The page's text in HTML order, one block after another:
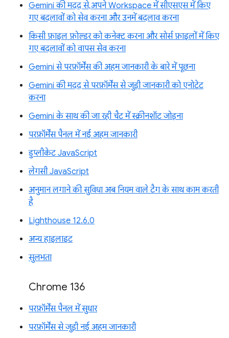
Gemini की मदद से, अपने Workspace में सीएसएस में किए
गए बदलावों को सेव करना और उनमें बदलाव करना
किसी फ़ाइल फ़ोल्डर को कनेक्ट करना और सोर्स फ़ाइलों में किए
गए बदलावों को वापस सेव करना
Gemini से परफ़ॉर्मेंस की अहम जानकारी के बारे में पूछना
Gemini की मदद से परफ़ॉर्मेंस से जुड़ी जानकारी को एनोटेट
करना
Gemini के साथ की जा रही चैट में स्क्रीनशॉट जोड़ना
परफ़ॉर्मेंस पैनल में नई अहम जानकारी
डुप्लीकेट JavaScript
लेगसी JavaScript
अनुमान लगाने की सुविधा अब नियम वाले टैग के साथ काम करती
है
Lighthouse 12.6.0
अन्य हाइलाइट
सुलभता
Chrome 136
परफ़ॉर्मेंस पैनल में सुधार
परफ़ॉर्मेंस से जुड़ी नई अहम जानकारी